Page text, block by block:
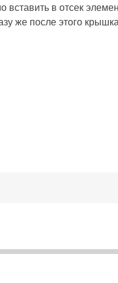
в отсек
же после этого